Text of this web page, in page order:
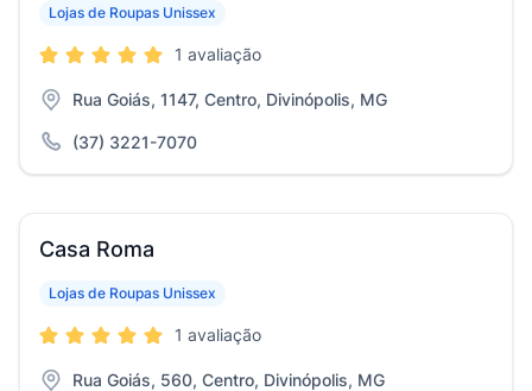
Lojas de Roupas Unissex
1 avaliação
Rua Goiás, 1147, Centro, Divinópolis, MG
(37) 3221-7070
Casa Roma
Lojas de Roupas Unissex
1 avaliação
Rua Goiás, 560, Centro, Divinópolis, MG